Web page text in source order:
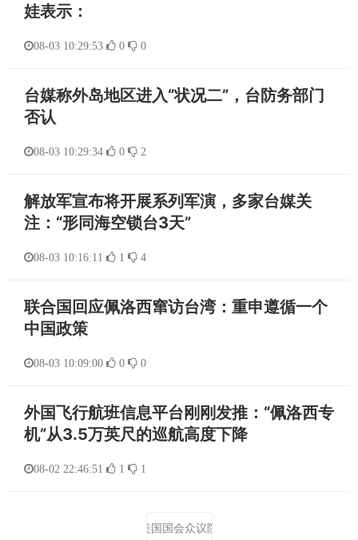
娃表示：
08-03 10:29:53 0 0
台媒称外岛地区进入“状况二”，台防务部门
否认
08-03 10:29:34 0 2
解放军宣布将开展系列军演，多家台媒关
注：“形同海空锁台3天”
08-03 10:16:11 1 4
联合国回应佩洛西窜访台湾：重申遵循一个
中国政策
08-03 10:09:00 0 0
外国飞行航班信息平台刚刚发推：“佩洛西专
机”从3.5万英尺的巡航高度下降
08-02 22:46:51 1 1
美国国会众议院